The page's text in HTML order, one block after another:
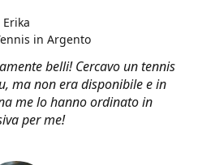
belli! Cercavo un tennis
ma non era disponibile e in
me lo hanno ordinato in
per me!
Erika
in Argento